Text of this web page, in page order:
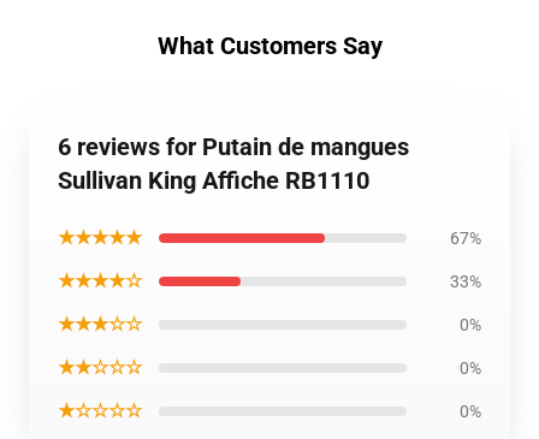
What Customers Say
6 reviews for Putain de mangues
Sullivan King Affiche RB1110
★★★★★ 67%
★★★★☆ 33%
★★★☆☆ 0%
★★☆☆☆ 0%
★☆☆☆☆ 0%